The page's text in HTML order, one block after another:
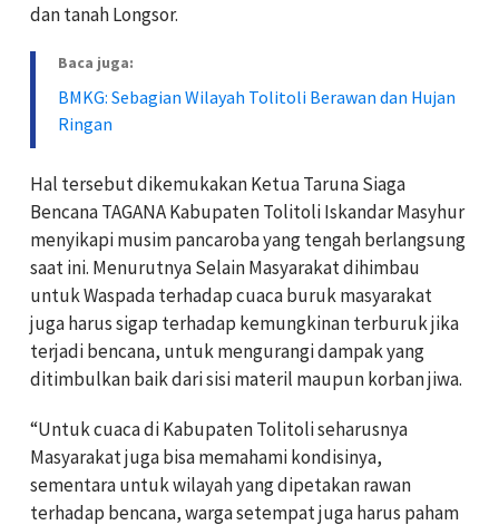
dan tanah Longsor.
Baca juga:
BMKG: Sebagian Wilayah Tolitoli Berawan dan Hujan
Ringan
Hal tersebut dikemukakan Ketua Taruna Siaga
Bencana TAGANA Kabupaten Tolitoli Iskandar Masyhur
menyikapi musim pancaroba yang tengah berlangsung
saat ini. Menurutnya Selain Masyarakat dihimbau
untuk Waspada terhadap cuaca buruk masyarakat
juga harus sigap terhadap kemungkinan terburuk jika
terjadi bencana, untuk mengurangi dampak yang
ditimbulkan baik dari sisi materil maupun korban jiwa.
“Untuk cuaca di Kabupaten Tolitoli seharusnya
Masyarakat juga bisa memahami kondisinya,
sementara untuk wilayah yang dipetakan rawan
terhadap bencana, warga setempat juga harus paham